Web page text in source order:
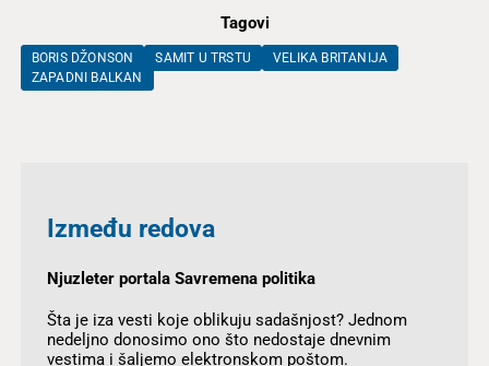
Tagovi
BORIS DŽONSON SAMIT U TRSTU
VELIKA BRITANIJA
ZAPADNI BALKAN
Između redova
Njuzleter portala Savremena politika
Šta je iza vesti koje oblikuju sadašnjost? Jednom
nedeljno donosimo ono što nedostaje dnevnim
vestima i šaljemo elektronskom poštom.